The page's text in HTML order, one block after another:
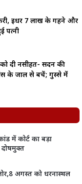
इधर 7 लाख के गहने और
पत्नी
दी नसीहत- सदन की
के जाल से बचें; गुस्से में
में कोर्ट का बड़ा
अगस्त को धरनास्थल